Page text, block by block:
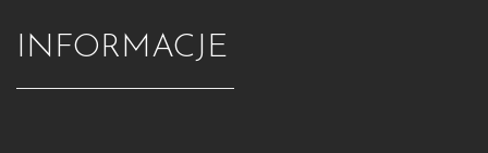
INFORMACJE